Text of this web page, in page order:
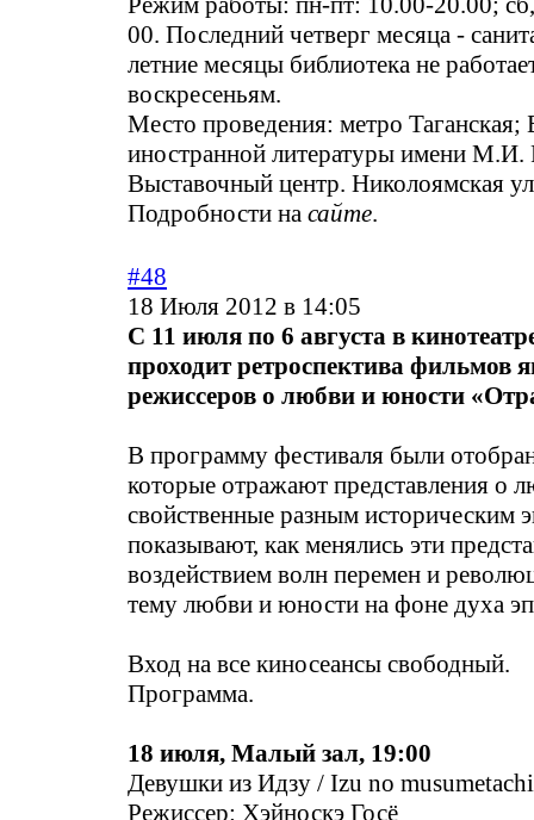
00. Последний четверг месяца -
летние месяцы библиотека не
воскресеньям.
Место проведения: метро Таганская;
иностранной литературы имени М.И.
Выставочный центр. Николоямская
Подробности на сайте.
#48
18 Июля 2012 в 14:05
С 11 июля по 6 августа в
проходит ретроспектива фильмов
режиссеров о любви и юности
В программу фестиваля были
которые отражают представления о
свойственные разным историческим
показывают, как менялись эти
воздействием волн перемен и
тему любви и юности на фоне духа
Вход на все киносеансы свободный.
Программа.
18 июля, Малый зал, 19:00
Девушки из Идзу / Izu no musumetachi
Режиссер: Хэйноскэ Госё